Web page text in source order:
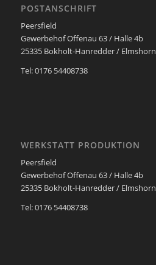
POSTANSCHRIFT
Peersfield
Gewerbehof Offenau 63 / Halle 4b
25335 Bokholt-Hanredder / Elmshorn
Tel: 0176 54408738
WERKSTATT PRODUKTION
Peersfield
Gewerbehof Offenau 63 / Halle 4b
25335 Bokholt-Hanredder / Elmshorn
Tel: 0176 54408738